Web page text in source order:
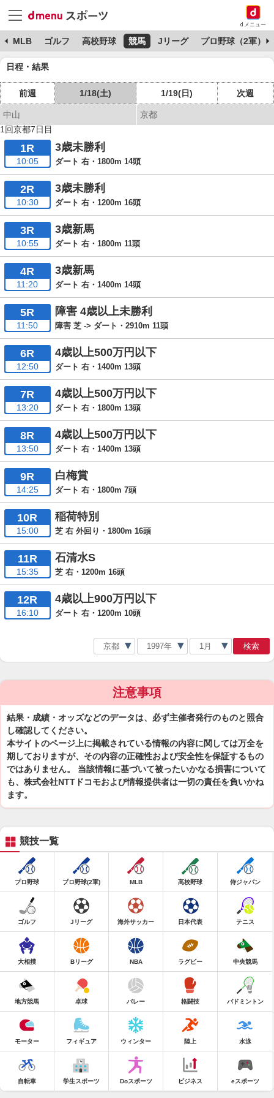
dメニュー
MLB ゴルフ 高校野球 競馬 Jリーグ プロ野球（2軍）
日程・結果
前週 1/18(土) 1/19(日) 次週
中山
京都
1回京都7日目
1R
10:05
3歳未勝利
ダート 右・1800m 14頭
2R
10:30
3歳未勝利
ダート 右・1200m 16頭
3R
10:55
3歳新馬
ダート 右・1800m 11頭
4R
11:20
3歳新馬
ダート 右・1400m 14頭
5R
11:50
障害 4歳以上未勝利
障害 芝 -> ダート・2910m 11頭
6R
12:50
4歳以上500万円以下
ダート 右・1400m 13頭
7R
13:20
4歳以上500万円以下
ダート 右・1800m 13頭
8R
13:50
4歳以上500万円以下
ダート 右・1400m 13頭
9R
14:25
白梅賞
ダート 右・1800m 7頭
10R
15:00
稲荷特別
芝 右 外回り・1800m 16頭
11R
15:35
石清水S
芝 右・1200m 16頭
12R
16:10
4歳以上900万円以下
ダート 右・1200m 10頭
検索
注意事項
結果・成績・オッズなどのデータは、必ず主催者発行のものと照合
し確認してください。
本サイトのページ上に掲載されている情報の内容に関しては万全を
期しておりますが、その内容の正確性および安全性を保証するもの
ではありません。 当該情報に基づいて被ったいかなる損害について
も、株式会社NTTドコモおよび情報提供者は一切の責任を負いかね
ます。
競技一覧
プロ野球 プロ野球(2軍) MLB 高校野球 侍ジャパン
ゴルフ Jリーグ 海外サッカー 日本代表 テニス
大相撲 Bリーグ NBA ラグビー 中央競馬
地方競馬 卓球 バレー 格闘技 バドミントン
モーター フィギュア ウィンター 陸上 水泳
自転車 学生スポーツ Doスポーツ ビジネス eスポーツ